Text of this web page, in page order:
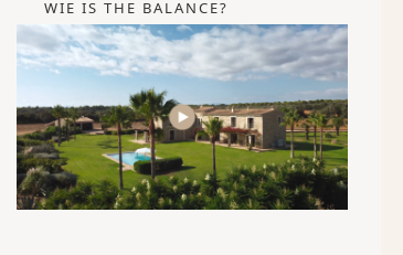
WIE IS THE BALANCE?